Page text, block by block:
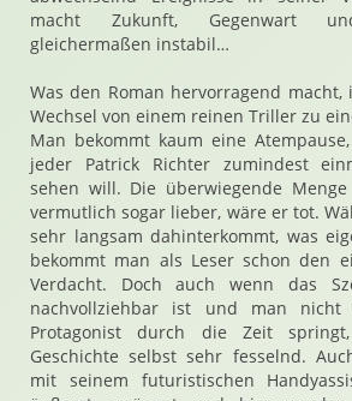
macht Zukunft, Gegenwart
gleichermaßen instabil…
Was den Roman hervorragend
Wechsel von einem reinen Triller zu
Man bekommt kaum eine
jeder Patrick Richter zumindest
sehen will. Die überwiegende
vermutlich sogar lieber, wäre er tot.
sehr langsam dahinterkommt, was
bekommt man als Leser schon den
Verdacht. Doch auch wenn das
nachvollziehbar ist und man
Protagonist durch die Zeit
Geschichte selbst sehr fesselnd.
mit seinem futuristischen